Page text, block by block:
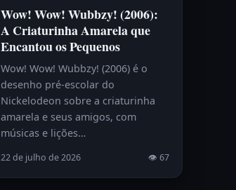
Wow! Wow! Wubbzy! (2006):
A Criaturinha Amarela que
Encantou os Pequenos
Wow! Wow! Wubbzy! (2006) é o
desenho pré-escolar do
Nickelodeon sobre a criaturinha
amarela e seus amigos, com
músicas e lições…
22 de julho de 2026 👁 67